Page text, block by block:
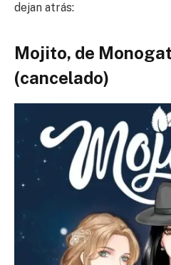
dejan atrás:
Mojito, de
(cancelado)